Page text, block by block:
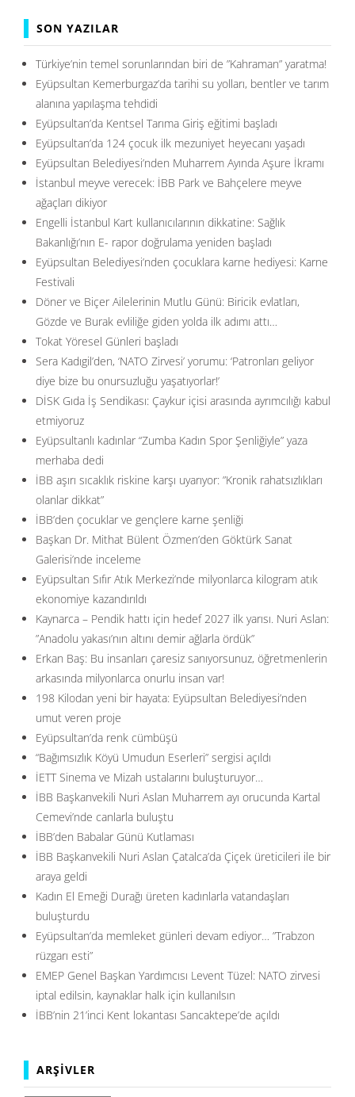
SON YAZILAR
Türkiye’nin temel sorunlarından biri de ”Kahraman” yaratma!
Eyüpsultan Kemerburgaz’da tarihi su yolları, bentler ve tarım
alanına yapılaşma tehdidi
Eyüpsultan’da Kentsel Tarıma Giriş eğitimi başladı
Eyüpsultan’da 124 çocuk ilk mezuniyet heyecanı yaşadı
Eyüpsultan Belediyesi’nden Muharrem Ayında Aşure İkramı
İstanbul meyve verecek: İBB Park ve Bahçelere meyve
ağaçları dikiyor
Engelli İstanbul Kart kullanıcılarının dikkatine: Sağlık
Bakanlığı’nın E- rapor doğrulama yeniden başladı
Eyüpsultan Belediyesi’nden çocuklara karne hediyesi: Karne
Festivali
Döner ve Biçer Ailelerinin Mutlu Günü: Biricik evlatları,
Gözde ve Burak evliliğe giden yolda ilk adımı attı…
Tokat Yöresel Günleri başladı
Sera Kadıgil’den, ‘NATO Zirvesi’ yorumu: ‘Patronları geliyor
diye bize bu onursuzluğu yaşatıyorlar!’
DİSK Gıda İş Sendikası: Çaykur içisi arasında ayrımcılığı kabul
etmiyoruz
Eyüpsultanlı kadınlar “Zumba Kadın Spor Şenliğiyle” yaza
merhaba dedi
İBB aşırı sıcaklık riskine karşı uyarıyor: ”Kronik rahatsızlıkları
olanlar dikkat”
İBB’den çocuklar ve gençlere karne şenliği
Başkan Dr. Mithat Bülent Özmen’den Göktürk Sanat
Galerisi’nde inceleme
Eyüpsultan Sıfır Atık Merkezi’nde milyonlarca kilogram atık
ekonomiye kazandırıldı
Kaynarca – Pendik hattı için hedef 2027 ilk yarısı. Nuri Aslan:
”Anadolu yakası’nın altını demir ağlarla ördük”
Erkan Baş: Bu insanları çaresiz sanıyorsunuz, öğretmenlerin
arkasında milyonlarca onurlu insan var!
198 Kilodan yeni bir hayata: Eyüpsultan Belediyesi’nden
umut veren proje
Eyüpsultan’da renk cümbüşü
“Bağımsızlık Köyü Umudun Eserleri” sergisi açıldı
İETT Sinema ve Mizah ustalarını buluşturuyor…
İBB Başkanvekili Nuri Aslan Muharrem ayı orucunda Kartal
Cemevi’nde canlarla buluştu
İBB’den Babalar Günü Kutlaması
İBB Başkanvekili Nuri Aslan Çatalca’da Çiçek üreticileri ile bir
araya geldi
Kadın El Emeği Durağı üreten kadınlarla vatandaşları
buluşturdu
Eyüpsultan’da memleket günleri devam ediyor… ”Trabzon
rüzgarı esti”
EMEP Genel Başkan Yardımcısı Levent Tüzel: NATO zirvesi
iptal edilsin, kaynaklar halk için kullanılsın
İBB’nin 21’inci Kent lokantası Sancaktepe’de açıldı
ARŞIVLER